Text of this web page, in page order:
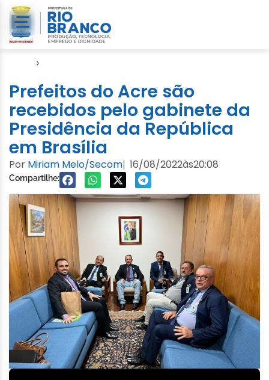
›
Prefeitos do Acre são
recebidos pelo gabinete da
Presidência da República
em Brasília
Por Miriam Melo/Secom| 16/08/2022às20:08
Compartilhe: